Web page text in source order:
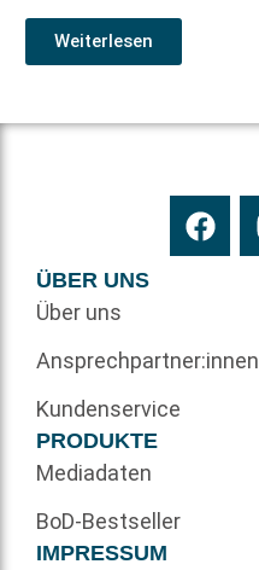
Weiterlesen
ÜBER UNS
Über uns
Ansprechpartner:innen
Kundenservice
PRODUKTE
Mediadaten
BoD-Bestseller
IMPRESSUM